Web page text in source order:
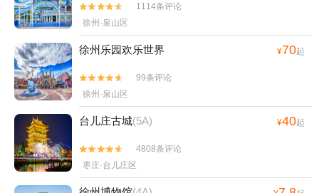


1114条评论
徐州·泉山区
徐州乐园欢乐世界 ¥70起


99条评论
徐州·泉山区
台儿庄古城(5A) ¥40起


4808条评论
枣庄·台儿庄区